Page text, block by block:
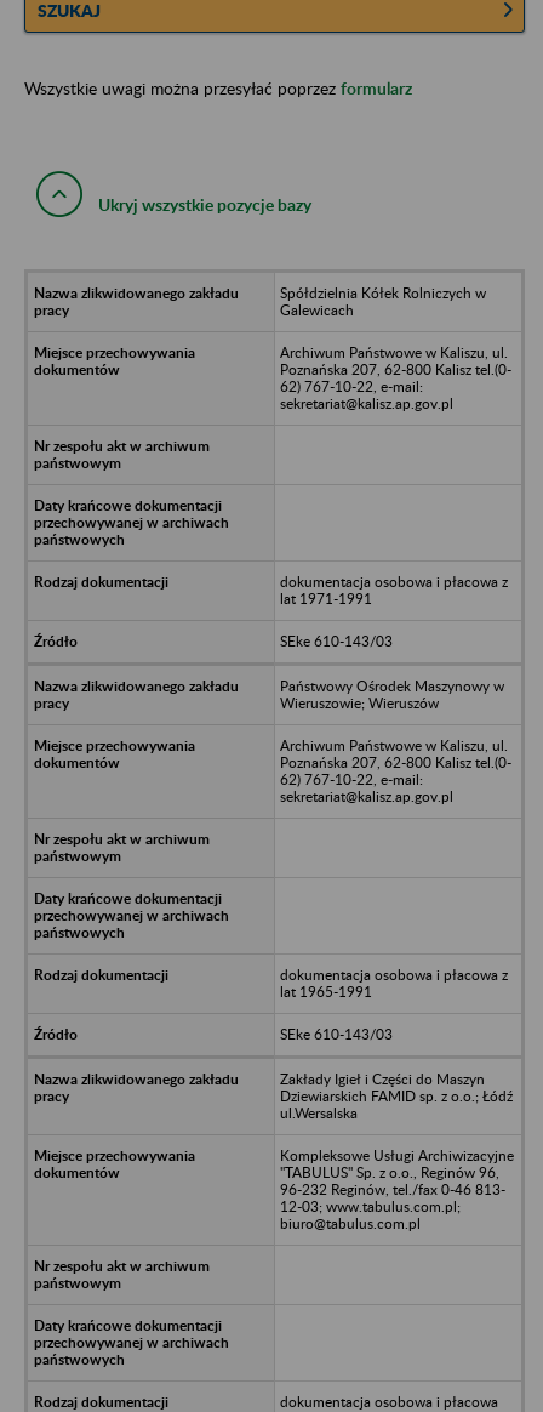
SZUKAJ
Wszystkie uwagi można przesyłać poprzez formularz
Ukryj wszystkie pozycje bazy
Spółdzielnia Kółek Rolniczych w
Galewicach
Archiwum Państwowe w Kaliszu, ul.
Poznańska 207, 62-800 Kalisz tel.(0-
62) 767-10-22, e-mail:
sekretariat@kalisz.ap.gov.pl
dokumentacja osobowa i płacowa z
lat 1971-1991
SEke 610-143/03
Państwowy Ośrodek Maszynowy w
Wieruszowie; Wieruszów
Archiwum Państwowe w Kaliszu, ul.
Poznańska 207, 62-800 Kalisz tel.(0-
62) 767-10-22, e-mail:
sekretariat@kalisz.ap.gov.pl
dokumentacja osobowa i płacowa z
lat 1965-1991
SEke 610-143/03
Zakłady Igieł i Części do Maszyn
Dziewiarskich FAMID sp. z o.o.; Łódź
ul.Wersalska
Kompleksowe Usługi Archiwizacyjne
"TABULUS" Sp. z o.o., Reginów 96,
96-232 Reginów, tel./fax 0-46 813-
12-03; www.tabulus.com.pl;
biuro@tabulus.com.pl
dokumentacja osobowa i płacowa